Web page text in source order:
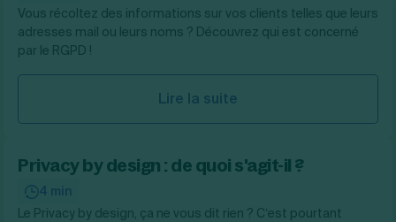
Vous récoltez des informations sur vos clients telles que leurs
adresses mail ou leurs noms ? Découvrez qui est concerné
par le RGPD !
Lire la suite
Privacy by design : de quoi s'agit-il ?
4 min
Le Privacy by design, ça ne vous dit rien ? C’est pourtant